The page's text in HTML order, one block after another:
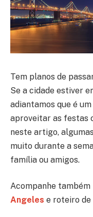
Tem planos de
Se a cidade estiver
adiantamos que é
aproveitar as festas
neste artigo,
muito durante a
família ou amigos.
Acompanhe também
Angeles e roteiro de